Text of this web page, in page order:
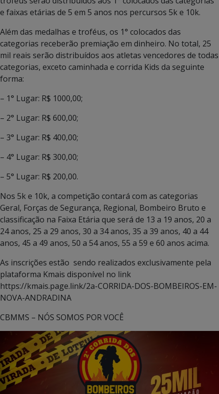
e faixas etárias de 5 em 5 anos nos percursos 5k e 10k.
Além das medalhas e troféus, os 1° colocados das
categorias receberão premiação em dinheiro. No total, 25
mil reais serão distribuídos aos atletas vencedores de todas
categorias, exceto caminhada e corrida Kids da seguinte
forma:
– 1° Lugar: R$ 1000,00;
– 2° Lugar: R$ 600,00;
– 3° Lugar: R$ 400,00;
– 4° Lugar: R$ 300,00;
– 5° Lugar: R$ 200,00.
Nos 5k e 10k, a competição contará com as categorias
Geral, Forças de Segurança, Regional, Bombeiro Bruto e
classificação na Faixa Etária que será de 13 a 19 anos, 20 a
24 anos, 25 a 29 anos, 30 a 34 anos, 35 a 39 anos, 40 a 44
anos, 45 a 49 anos, 50 a 54 anos, 55 a 59 e 60 anos acima.
As inscrições estão sendo realizados exclusivamente pela
plataforma Kmais disponível no link
https://kmais.page.link/2a-CORRIDA-DOS-BOMBEIROS-EM-
NOVA-ANDRADINA
CBMMS – NÓS SOMOS POR VOCÊ